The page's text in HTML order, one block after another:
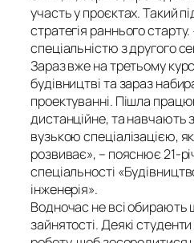
участь у проєктах. Такий
стратегія раннього
спеціальністю з другого
Зараз вже на третьому
будівництві та зараз
проектуванні. Пішла
дистанційне, та
вузькою спеціалізацією,
розвиває», – пояснює 21-
спеціальності
інженерія».
Водночас не всі обирають
зайнятості. Деякі